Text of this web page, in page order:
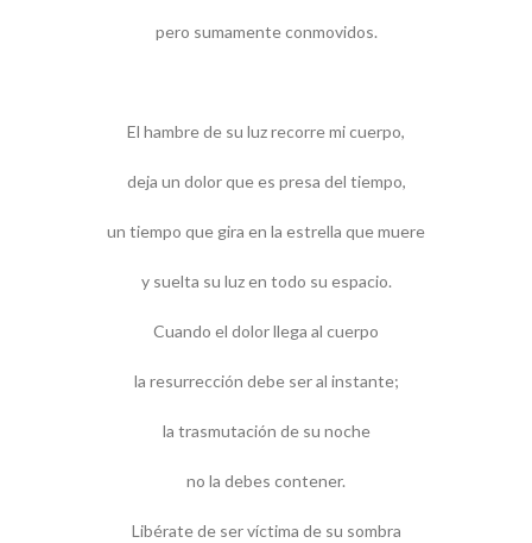
pero sumamente conmovidos.
El hambre de su luz recorre mi cuerpo,
deja un dolor que es presa del tiempo,
un tiempo que gira en la estrella que muere
y suelta su luz en todo su espacio.
Cuando el dolor llega al cuerpo
la resurrección debe ser al instante;
la trasmutación de su noche
no la debes contener.
Libérate de ser víctima de su sombra